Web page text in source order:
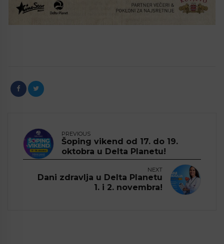
PREVIOUS
Šoping vikend od 17. do 19.
oktobra u Delta Planetu!
NEXT
Dani zdravlja u Delta Planetu
1. i 2. novembra!